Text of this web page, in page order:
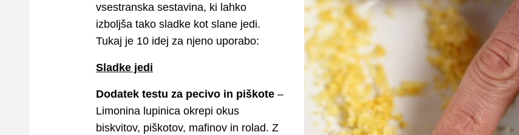
vsestranska sestavina, ki lahko
izboljša tako sladke kot slane jedi.
Tukaj je 10 idej za njeno uporabo:
Sladke jedi
Dodatek testu za pecivo in piškote –
Limonina lupinica okrepi okus
biskvitov, piškotov, mafinov in rolad. Z